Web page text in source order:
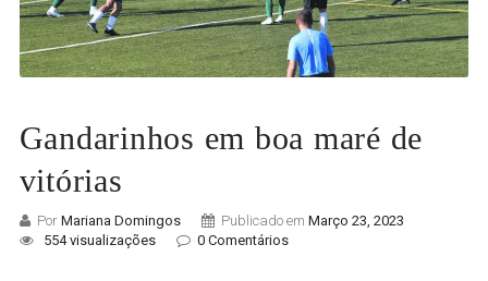
Gandarinhos em boa maré de
vitórias
Por Mariana Domingos Publicado em Março 23, 2023
554 visualizações
0 Comentários